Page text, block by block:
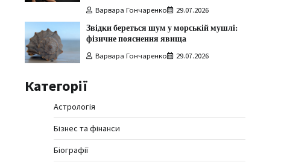
Варвара Гончаренко 29.07.2026
Звідки береться шум у морській мушлі:
фізичне пояснення явища
Варвара Гончаренко 29.07.2026
Категорії
Астрологія
Бізнес та фінанси
Біографії